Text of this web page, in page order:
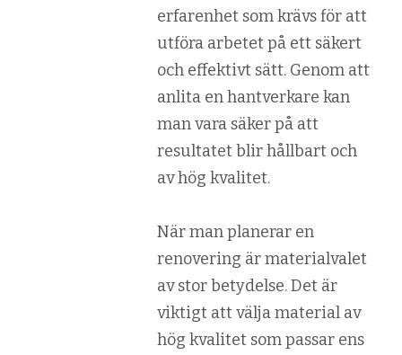
erfarenhet som krävs för att
utföra arbetet på ett säkert
och effektivt sätt. Genom att
anlita en hantverkare kan
man vara säker på att
resultatet blir hållbart och
av hög kvalitet.
När man planerar en
renovering är materialvalet
av stor betydelse. Det är
viktigt att välja material av
hög kvalitet som passar ens